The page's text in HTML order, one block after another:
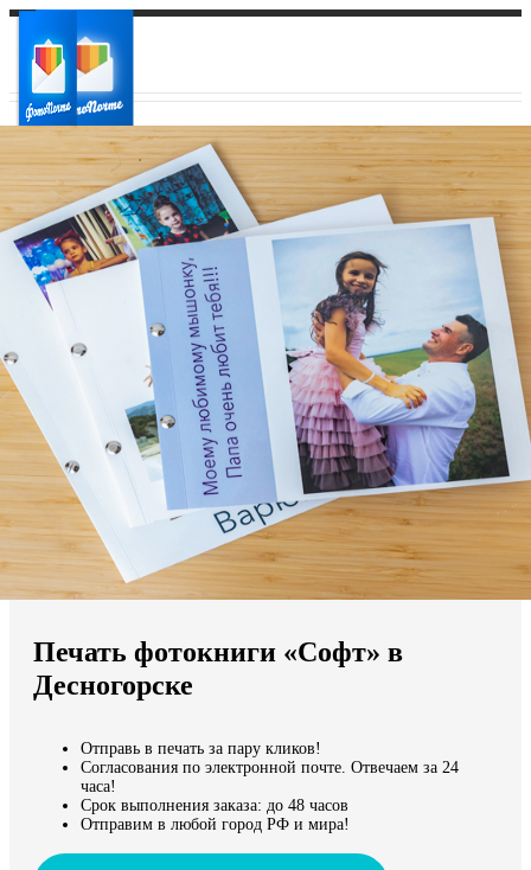
Ваш город:
Ваш регион доставки
Выберите из списка:
Мы доставляем по всему миру
Продолжить без города
Печать фотокниги «Софт» в
Десногорске
Отправь в печать за пару кликов!
Согласования по электронной почте. Отвечаем за 24
часа!
Срок выполнения заказа: до 48 часов
Отправим в любой город РФ и мира!